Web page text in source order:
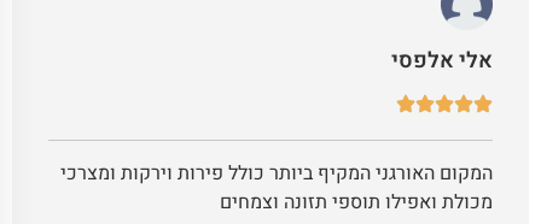
אלי אלפסי
המקום האורגני המקיף ביותר כולל פירות וירקות ומצרכי
מכולת ואפילו תוספי תזונה וצמחים